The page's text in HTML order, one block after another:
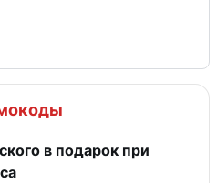
в подарок при